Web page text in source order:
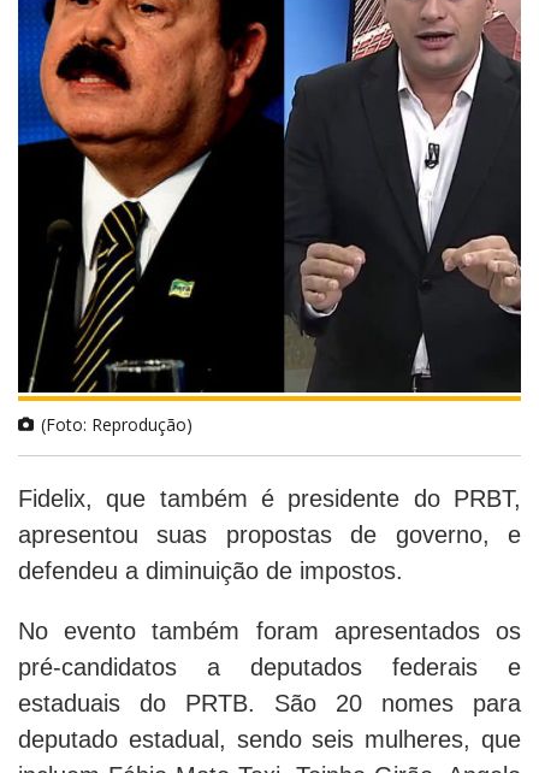
(Foto: Reprodução)
Fidelix, que também é presidente do PRBT,
apresentou suas propostas de governo, e
defendeu a diminuição de impostos.
No evento também foram apresentados os
pré-candidatos a deputados federais e
estaduais do PRTB. São 20 nomes para
deputado estadual, sendo seis mulheres, que